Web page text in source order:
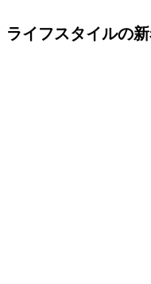
ライフスタイルの